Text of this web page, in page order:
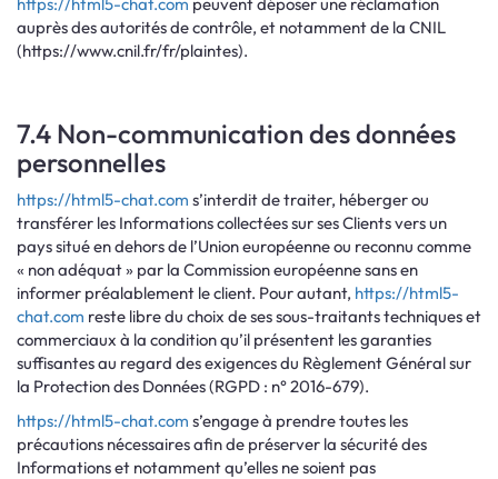
auprès des autorités de contrôle, et notamment de la CNIL
(https://www.cnil.fr/fr/plaintes).
7.4 Non-communication des données
personnelles
https://html5-chat.com s’interdit de traiter, héberger ou
transférer les Informations collectées sur ses Clients vers un
pays situé en dehors de l’Union européenne ou reconnu comme
« non adéquat » par la Commission européenne sans en
informer préalablement le client. Pour autant, https://html5-
chat.com reste libre du choix de ses sous-traitants techniques et
commerciaux à la condition qu’il présentent les garanties
suffisantes au regard des exigences du Règlement Général sur
la Protection des Données (RGPD : n° 2016-679).
https://html5-chat.com s’engage à prendre toutes les
précautions nécessaires afin de préserver la sécurité des
Informations et notamment qu’elles ne soient pas